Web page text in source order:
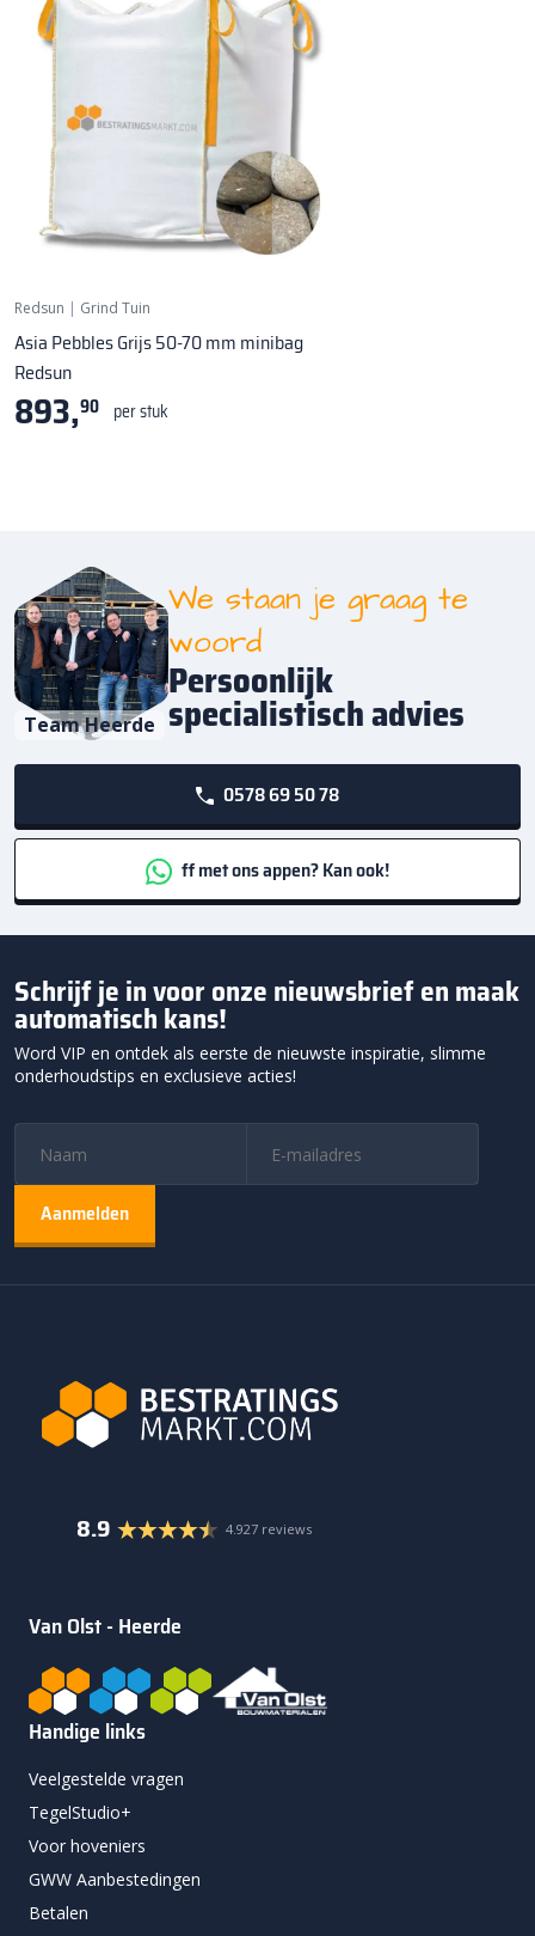
Redsun | Grind Tuin
Asia Pebbles Grijs 50-70 mm minibag
Redsun
893,90 per stuk
Team Heerde
We staan je graag te
woord
Persoonlijk
specialistisch advies
0578 69 50 78
ff met ons appen? Kan ook!
Schrijf je in voor onze nieuwsbrief en maak
automatisch kans!
Word VIP en ontdek als eerste de nieuwste inspiratie, slimme
onderhoudstips en exclusieve acties!
8.9 4.927 reviews
Van Olst - Heerde
Handige links
Veelgestelde vragen
TegelStudio+
Voor hoveniers
GWW Aanbestedingen
Betalen